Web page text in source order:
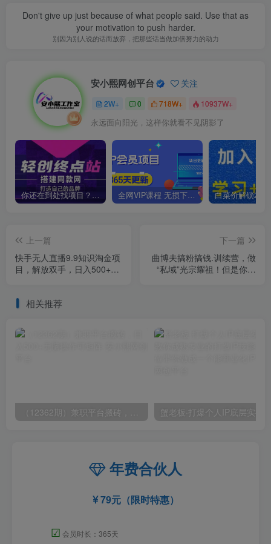
Don't give up just because of what people said. Use that as
your motivation to push harder.
别因为别人说的话而放弃，把那些话当做加倍努力的动力
安小熙网创平台 关注
2W+ 0 718W+ 10937W+
永远面向阳光，这样你就看不见阴影了
你还在到处找项目？还在当韭菜？我靠卖项目一个月收入5万+，曾经我也是个失败者。 全网VIP课程 无损下载~
上一篇
快手无人直播9.9知识淘金项
目，解放双手，日入500+
下一篇
曲博夫搞粉搞钱.训续营，做
“私域”光宗耀祖！但是你不
相关推荐
（12362期）兼职平台搬砖，日入500+无脑操作可矩阵
年费合伙人
79元（限时特惠）
☑ 会员时长：365天